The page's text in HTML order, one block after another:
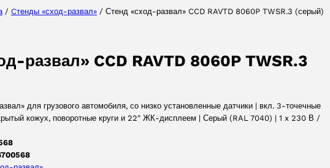
/ Cтенды «сход-развал» / Стенд «сход-развал» CCD RAVTD 8060P TWSR.3 (серый)
развал» CCD RAVTD 8060P TWSR.3
для грузового автомобиля, со низко установленные датчики | вкл. 3-точечные
кожух, поворотные круги и 22″ ЖК-дисплеем | Серый (RAL 7040) | 1 x 230 В /